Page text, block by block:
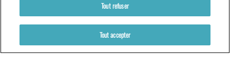
Tout refuser
Tout accepter